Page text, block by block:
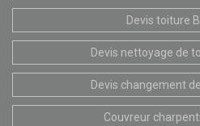
Devis toiture
Devis nettoyage de
Devis changement
Couvreur